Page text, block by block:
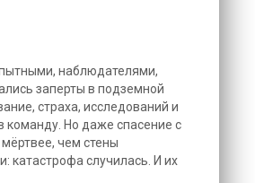
наблюдателями,
заперты в подземной
страха, исследований и
команду. Но даже спасение с
чем стены
катастрофа случилась. И их